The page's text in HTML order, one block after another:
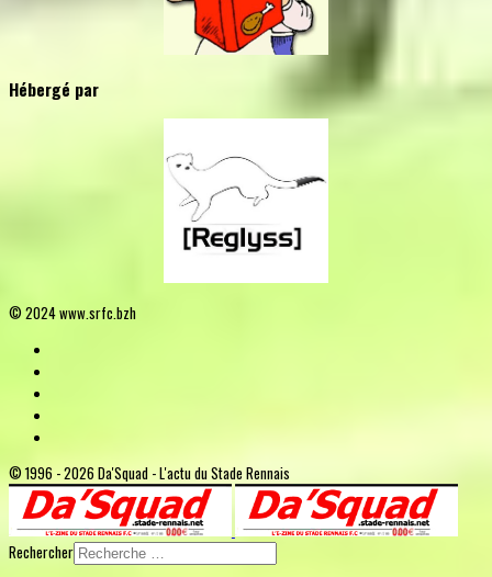
Hébergé par
© 2024 www.srfc.bzh
© 1996 - 2026 Da'Squad - L'actu du Stade Rennais
Rechercher